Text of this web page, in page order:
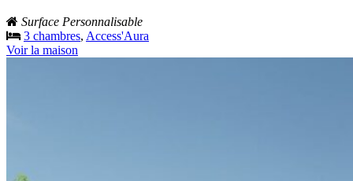
Surface Personnalisable
3 chambres, Access'Aura
Voir la maison